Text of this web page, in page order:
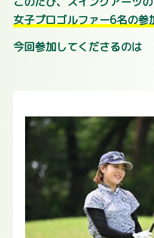
女子プロゴルファー6名の参
今回参加してくださるのは